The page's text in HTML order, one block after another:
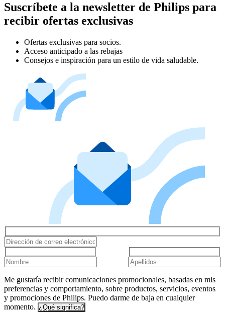
Suscríbete a la newsletter de Philips para
recibir ofertas exclusivas
Ofertas exclusivas para socios.
Acceso anticipado a las rebajas
Consejos e inspiración para un estilo de vida saludable.
Me gustaría recibir comunicaciones promocionales, basadas en mis
preferencias y comportamiento, sobre productos, servicios, eventos
y promociones de Philips. Puedo darme de baja en cualquier
momento. ¿Qué significa?